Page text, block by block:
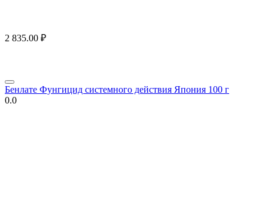
2 835.00 ₽
Бенлате Фунгицид системного действия Япония 100 г
0.0